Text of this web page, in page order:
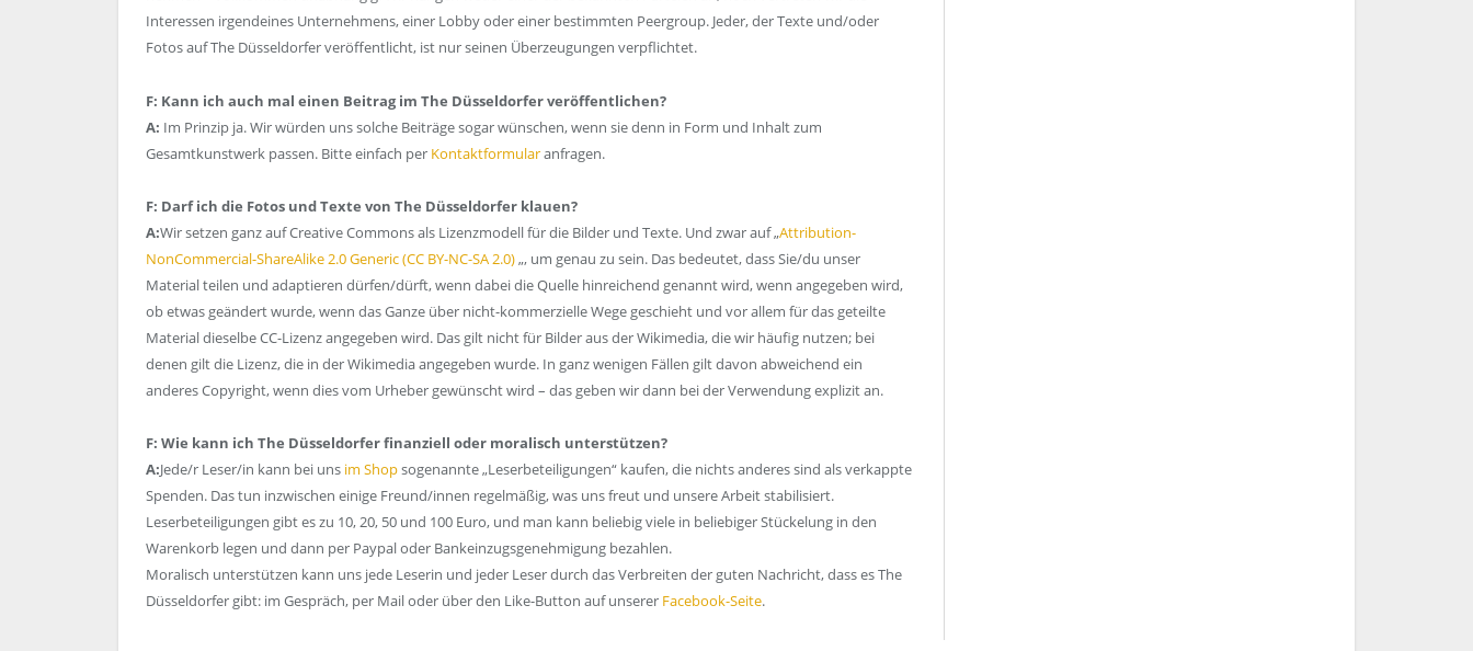
Interessen irgendeines Unternehmens, einer Lobby oder einer bestimmten Peergroup. Jeder, der Texte und/oder
Fotos auf The Düsseldorfer veröffentlicht, ist nur seinen Überzeugungen verpflichtet.
F: Kann ich auch mal einen Beitrag im The Düsseldorfer veröffentlichen?
A: Im Prinzip ja. Wir würden uns solche Beiträge sogar wünschen, wenn sie denn in Form und Inhalt zum
Gesamtkunstwerk passen. Bitte einfach per Kontaktformularanfragen.
F: Darf ich die Fotos und Texte von The Düsseldorfer klauen?
A:Wir setzen ganz auf Creative Commons als Lizenzmodell für die Bilder und Texte. Und zwar auf „Attribution-
NonCommercial-ShareAlike 2.0 Generic (CC BY-NC-SA 2.0)„, um genau zu sein. Das bedeutet, dass Sie/du unser
Material teilen und adaptieren dürfen/dürft, wenn dabei die Quelle hinreichend genannt wird, wenn angegeben wird,
ob etwas geändert wurde, wenn das Ganze über nicht-kommerzielle Wege geschieht und vor allem für das geteilte
Material dieselbe CC-Lizenz angegeben wird. Das gilt nicht für Bilder aus der Wikimedia, die wir häufig nutzen; bei
denen gilt die Lizenz, die in der Wikimedia angegeben wurde. In ganz wenigen Fällen gilt davon abweichend ein
anderes Copyright, wenn dies vom Urheber gewünscht wird – das geben wir dann bei der Verwendung explizit an.
F: Wie kann ich The Düsseldorfer finanziell oder moralisch unterstützen?
A:Jede/r Leser/in kann bei uns im Shopsogenannte „Leserbeteiligungen“ kaufen, die nichts anderes sind als verkappte
Spenden. Das tun inzwischen einige Freund/innen regelmäßig, was uns freut und unsere Arbeit stabilisiert.
Leserbeteiligungen gibt es zu 10, 20, 50 und 100 Euro, und man kann beliebig viele in beliebiger Stückelung in den
Warenkorb legen und dann per Paypal oder Bankeinzugsgenehmigung bezahlen.
Moralisch unterstützen kann uns jede Leserin und jeder Leser durch das Verbreiten der guten Nachricht, dass es The
Düsseldorfer gibt: im Gespräch, per Mail oder über den Like-Button auf unserer Facebook-Seite.